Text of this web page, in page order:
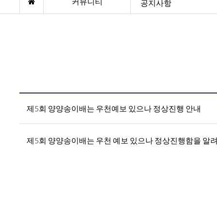
공지사항
제5회 양양송이배는 우천예보 있으나 정상진행 안내
제5회 양양송이배는 우천 예보 있으나 정상진행함을 알